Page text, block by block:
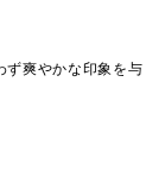
ず爽やかな印象を与